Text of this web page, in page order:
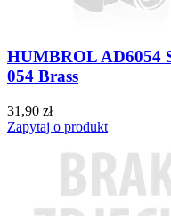
HUMBROL AD6054
054 Brass
31,90 zł
Zapytaj o produkt